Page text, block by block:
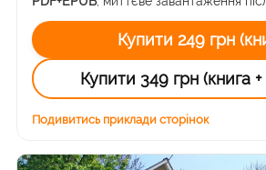
Купити 249 грн
Купити 349 грн (книга
Подивитись приклади сторінок